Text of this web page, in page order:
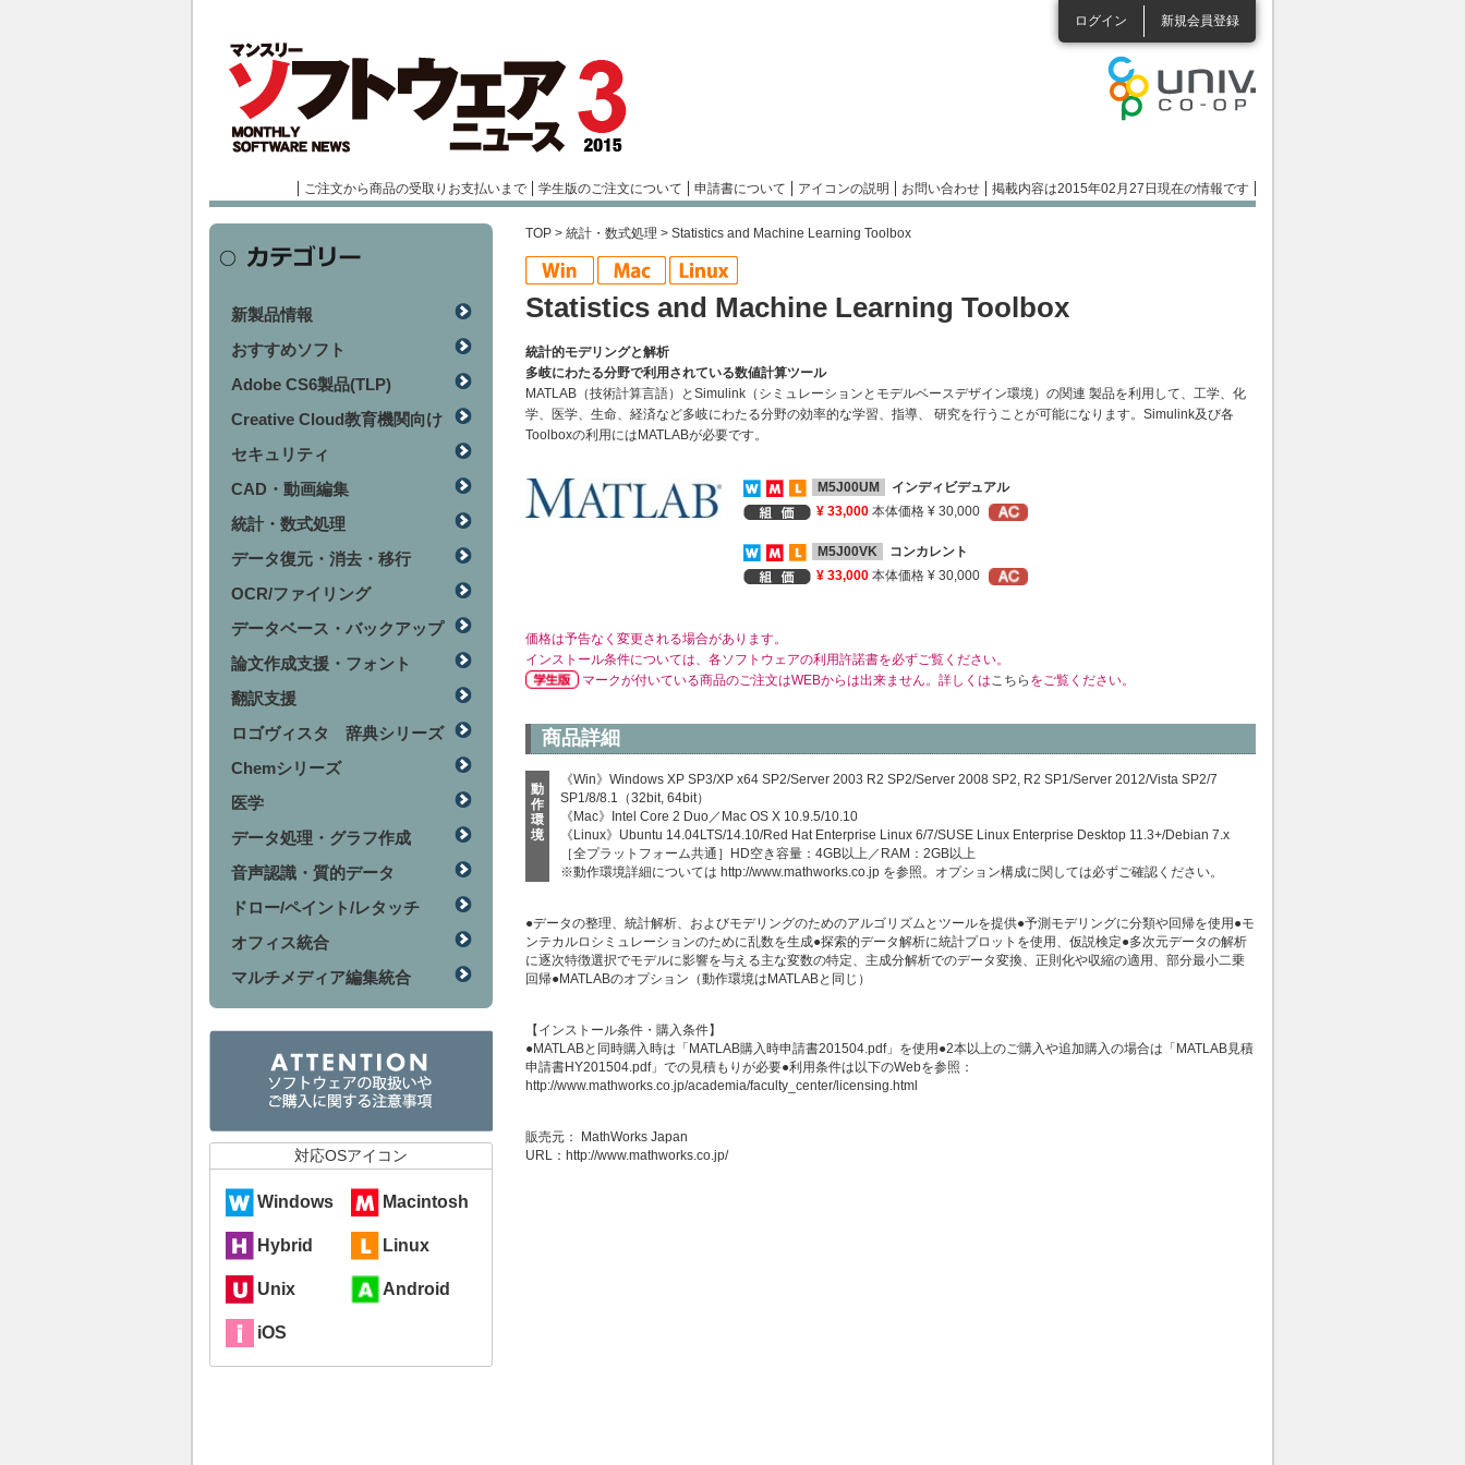
ログイン 新規会員登録
ご注文から商品の受取りお支払いまで 学生版のご注文について 申請書について アイコンの説明 お問い合わせ 掲載内容は2015年02月27日現在の情報です
TOP > 統計・数式処理 > Statistics and Machine Learning Toolbox
Statistics and Machine Learning Toolbox
統計的モデリングと解析
多岐にわたる分野で利用されている数値計算ツール
MATLAB（技術計算言語）とSimulink（シミュレーションとモデルベースデザイン環境）の関連 製品を利用して、工学、化
学、医学、生命、経済など多岐にわたる分野の効率的な学習、指導、 研究を行うことが可能になります。Simulink及び各
Toolboxの利用にはMATLABが必要です。
M5J00UM
インディビデュアル
¥ 33,000 本体価格 ¥ 30,000
M5J00VK
コンカレント
¥ 33,000 本体価格 ¥ 30,000
価格は予告なく変更される場合があります。
インストール条件については、各ソフトウェアの利用許諾書を必ずご覧ください。
マークが付いている商品のご注文はWEBからは出来ません。詳しくはこちら をご覧ください。
商品詳細
動
作
環
境
《Win》Windows XP SP3/XP x64 SP2/Server 2003 R2 SP2/Server 2008 SP2, R2 SP1/Server 2012/Vista SP2/7
SP1/8/8.1（32bit, 64bit）
《Mac》Intel Core 2 Duo／Mac OS X 10.9.5/10.10
《Linux》Ubuntu 14.04LTS/14.10/Red Hat Enterprise Linux 6/7/SUSE Linux Enterprise Desktop 11.3+/Debian 7.x
［全プラットフォーム共通］HD空き容量：4GB以上／RAM：2GB以上
※動作環境詳細については http://www.mathworks.co.jp を参照。オプション構成に関しては必ずご確認ください。
●データの整理、統計解析、およびモデリングのためのアルゴリズムとツールを提供●予測モデリングに分類や回帰を使用●モ
ンテカルロシミュレーションのために乱数を生成●探索的データ解析に統計プロットを使用、仮説検定●多次元データの解析
に逐次特徴選択でモデルに影響を与える主な変数の特定、主成分解析でのデータ変換、正則化や収縮の適用、部分最小二乗
回帰●MATLABのオプション（動作環境はMATLABと同じ）
【インストール条件・購入条件】
●MATLABと同時購入時は「MATLAB購入時申請書201504.pdf」を使用●2本以上のご購入や追加購入の場合は「MATLAB見積
申請書HY201504.pdf」での見積もりが必要●利用条件は以下のWebを参照：
http://www.mathworks.co.jp/academia/faculty_center/licensing.html
販売元： MathWorks Japan
URL： http://www.mathworks.co.jp/
新製品情報
おすすめソフト
Adobe CS6製品(TLP)
Creative Cloud教育機関向け
セキュリティ
CAD・動画編集
統計・数式処理
データ復元・消去・移行
OCR/ファイリング
データベース・バックアップ
論文作成支援・フォント
翻訳支援
ロゴヴィスタ 辞典シリーズ
Chemシリーズ
医学
データ処理・グラフ作成
音声認識・質的データ
ドロー/ペイント/レタッチ
オフィス統合
マルチメディア編集統合
対応OSアイコン
Windows Macintosh
Hybrid Linux
Unix Android
iOS